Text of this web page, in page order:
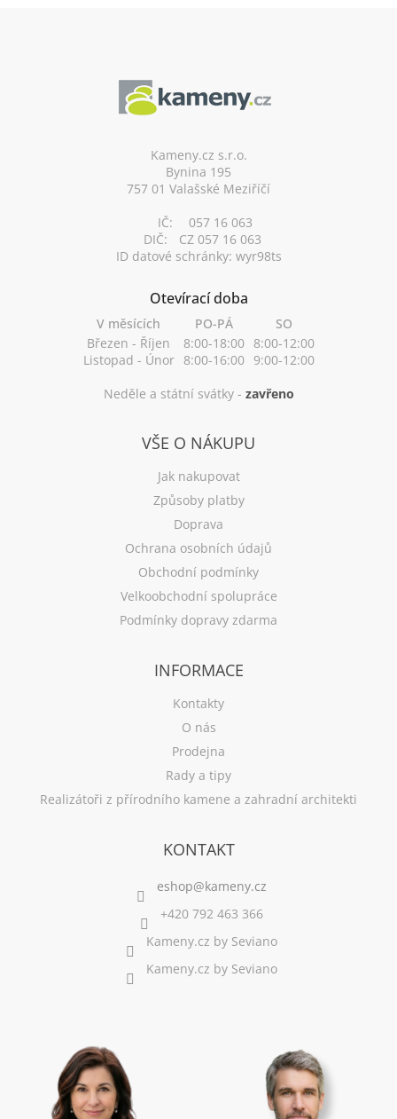
Kameny.cz s.r.o.
Bynina 195
757 01 Valašské Meziříčí
IČ:
057 16 063
DIČ:
CZ 057 16 063
ID datové schránky: wyr98ts
Otevírací doba
V měsících PO-PÁ
SO
Březen - Říjen
8:00-18:00 8:00-12:00
Listopad - Únor 8:00-16:00 9:00-12:00
Neděle a státní svátky - zavřeno
VŠE O NÁKUPU
Jak nakupovat
Způsoby platby
Doprava
Ochrana osobních údajů
Obchodní podmínky
Velkoobchodní spolupráce
Podmínky dopravy zdarma
INFORMACE
Kontakty
O nás
Prodejna
Rady a tipy
Realizátoři z přírodního kamene a zahradní architekti
KONTAKT
+420 792 463 366
Kameny.cz by Seviano
Kameny.cz by Seviano